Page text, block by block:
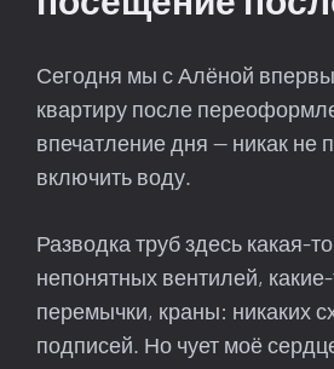
Сегодня мы с Алёной
квартиру после
впечатление дня — никак не
включить воду.
Разводка труб здесь какая-
непонятных вентилей,
перемычки, краны: никаких
подписей. Но чует моё